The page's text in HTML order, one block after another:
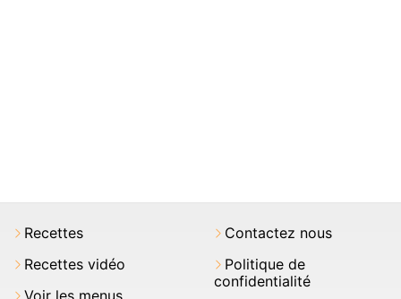
Recettes
Recettes vidéo
Contactez nous
Politique de
confidentialité